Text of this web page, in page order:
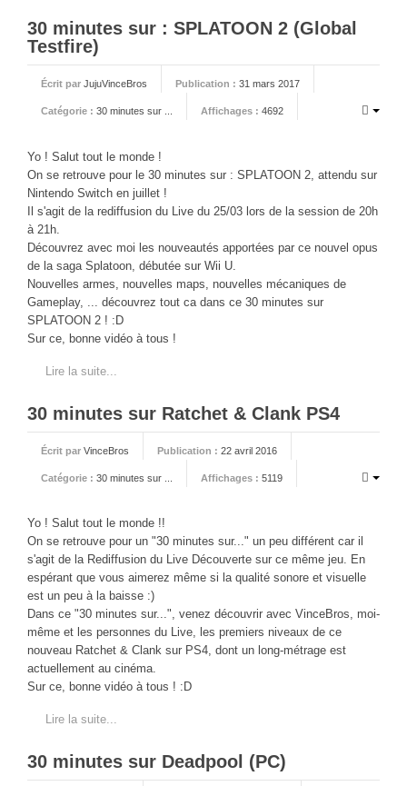
Divers Stop Motions
Sonic Chronicles Le Film
Review Figurines
Réalisations 3D
HARD & SOFT
Unboxing
Reviews
Tutoriels
ARRM (Gamelist, Roms manager, Scraper)
Videos Turorials ARRM
FICHIERS
PHOTOS
30 minutes sur : SPLATOON 2 (Global
Testfire)
Écrit par JujuVinceBros Publication : 31 mars 2017
Catégorie : 30 minutes sur ... Affichages : 4692
Yo ! Salut tout le monde !
On se retrouve pour le 30 minutes sur : SPLATOON 2, attendu sur
Nintendo Switch en juillet !
Il s'agit de la rediffusion du Live du 25/03 lors de la session de 20h
à 21h.
Découvrez avec moi les nouveautés apportées par ce nouvel opus
de la saga Splatoon, débutée sur Wii U.
Nouvelles armes, nouvelles maps, nouvelles mécaniques de
Gameplay, ... découvrez tout ca dans ce 30 minutes sur
SPLATOON 2 ! :D
Sur ce, bonne vidéo à tous !
Lire la suite...
30 minutes sur Ratchet & Clank PS4
Écrit par VinceBros Publication : 22 avril 2016
Catégorie : 30 minutes sur ... Affichages : 5119
Yo ! Salut tout le monde !!
On se retrouve pour un "30 minutes sur..." un peu différent car il
s'agit de la Rediffusion du Live Découverte sur ce même jeu. En
espérant que vous aimerez même si la qualité sonore et visuelle
est un peu à la baisse :)
Dans ce "30 minutes sur...", venez découvrir avec VinceBros, moi-
même et les personnes du Live, les premiers niveaux de ce
nouveau Ratchet & Clank sur PS4, dont un long-métrage est
actuellement au cinéma.
Sur ce, bonne vidéo à tous ! :D
Lire la suite...
30 minutes sur Deadpool (PC)